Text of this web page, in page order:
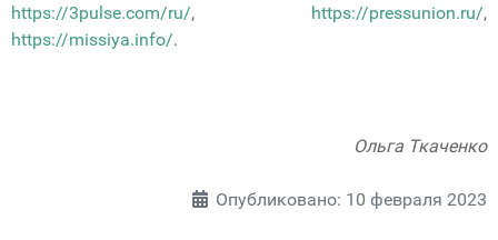
https://3pulse.com/ru/, https://pressunion.ru/,
https://missiya.info/.
Ольга Ткаченко
Опубликовано: 10 февраля 2023